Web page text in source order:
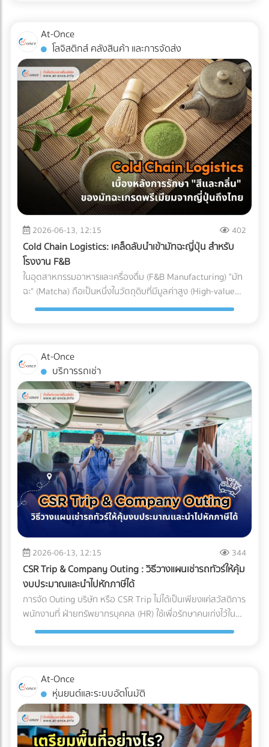
การตามแก้ปัญหา ในอุตสาหกรรมโลจิสติกส์ มีประโยคคลาสสิกที่
ว่า "ปัญหาหน้าด่านศุลกากร เป็นปัญหาที่จ่ายแพงที่สุด" การ
ทำงานร่วมกับ Freight Forwarder ที่มีประสบการณ์ ไม่ใช่แค่การ
จ้างคนมาเดินเอกสาร แต่คือการจ้าง "ที่ปรึกษาทางกฎหมายและผู้
บริหารความเสี่ยง" ให้กับซัพพลายเชนของคุณ พวกเขาจะทำ
หน้าที่เป็นเกราะป้องกัน สแกนความผิดพลาดตั้งแต่ก่อนที่สินค้าจะ
ถูกบรรจุลงตู้คอนเทนเนอร์ สำหรับธุรกิจ SME หรือองค์กรที่
ต้องการเติบโตในตลาดโลกอย่างยั่งยืน การยอมจ่ายค่าบริการที่
สมเหตุสมผลให้กับผู้เชี่ยวชาญ ย่อมเป็นทางเลือกที่ปลอดภัยและ
คุ้มค่ากว่าการยอมเสี่ยงเพื่อประหยัดงบเพียงเล็กน้อย แต่ต้องมา
นั่งเสียใจกับค่าปรับและปัญหาสินค้าติดท่าเรือในภายหลังอย่าง
จุลินทรีย์เริ่มต้น (Bioburden) ต่ำที่สุดเท่าที่จะทำได้ การผลิตชิ้น
ส่วนพลาสติกภายใน Cleanroom จะช่วยลดความเสี่ยงที่
แบคทีเรีย เชื้อรา หรือไวรัส จะเกาะติดลงบนผิวของพลาสติก ซึ่ง
ช่วยให้กระบวนการฆ่าเชื้อในขั้นตอนสุดท้ายมีประสิทธิภาพ
สมบูรณ์แบบ 100% 2. การป้องกันอนุภาคแปลกปลอม
(Particulate Matter Control) ในกรณีของอุปกรณ์ที่ต้องสัมผัส
กับกระแสเลือดโดยตรง เช่น สายสวนหลอดเลือด (Catheters)
หรือถุงเก็บเลือด ฝุ่นผงเพียงเล็กน้อยที่ปะปนเข้าไปอาจทำให้เกิด
ภาวะลิ่มเลือดอุดตัน หรือการอักเสบขั้นรุนแรงในร่างกายผู้ป่วยได้
ระบบ Cleanroom จะคอยกรองฝุ่นละออง สะเก็ดผิวหนัง หรือ
เส้นผมของพนักงาน ไม่ให้หลุดรอดลงไปในไลน์การผลิตอย่าง
เด็ดขาด 3. การควบคุมอุณหภูมิและความชื้น (Temperature &
Humidity) พลาสติกเกรดการแพทย์บางชนิดมีความไวต่อ
ความชื้นและอุณหภูมิ หากสภาพแวดล้อมแกว่งไปมา อาจส่งผล
ต่อขนาด (Dimension) และความแข็งแรงของชิ้นงาน
Cleanroom จะช่วยรักษาสภาพแวดล้อมให้คงที่ ทำให้ชิ้นส่วน
พลาสติกทุกชิ้นที่ถูกฉีดออกมามีขนาดที่แม่นยำ (Precision) ตาม
ที่วิศวกรออกแบบไว้ การบรรจุภัณฑ์ (Packaging): ขั้นตอนชี้ชะตา
ภายใน Cleanroom จุดบอดที่หลายคนมักมองข้ามคือ
กระบวนการบรรจุ แม้ชิ้นส่วนพลาสติกจะถูกผลิตออกมาอย่าง
ในโรงงานมาตรฐาน การนำชิ้นส่วนพลาสติกออกจากแม่พิมพ์
(Demolding), การประกอบชิ้นส่วน (Assembly), และ การซีล
บรรจุภัณฑ์ (Sealing) จะต้องดำเนินการให้เสร็จสิ้นภายใน
Cleanroom ทั้งหมด บรรจุภัณฑ์ที่ใช้มักเป็นถุงฟอยล์หรือถุง
Tyvek ที่ได้มาตรฐานการแพทย์ เมื่อซีลปิดผนึกเรียบร้อยแล้ว จึง
จะสามารถนำชิ้นงานนั้นออกจาก Cleanroom สู่คลังสินค้าปกติ
ได้ บทสรุป: ความมั่นใจที่ส่งต่อถึงมือผู้ป่วย การลงทุนสร้างและ
บำรุงรักษา Cleanroom มีต้นทุนที่สูงมาก ทั้งค่าระบบปรับอากาศ
ค่าชุดป้องกัน (Gowning) และการตรวจสอบมาตรฐานประจำปี แต่
สำหรับอุตสาหกรรมการแพทย์ นี่คือการลงทุนที่ประเมินค่าไม่ได้
สำหรับฝ่ายจัดซื้อหรือเจ้าของแบรนด์อุปกรณ์การแพทย์ การ
เลือกพาร์ทเนอร์ หรือ OEM โรงงานพลาสติกที่ได้รับการรับรอง
มาตรฐาน Cleanroom (ISO 14644) และระบบบริหารงาน
คุณภาพสำหรับเครื่องมือแพทย์ (ISO 13485) ไม่เพียงแต่ช่วยลด
ความเสี่ยงในการถูกตีกลับสินค้า (Product Recall) แต่ยัง
เป็นการสร้างความมั่นใจสูงสุดว่า ผลิตภัณฑ์ของคุณจะปลอดภัย
และพร้อมช่วยชีวิตผู้ป่วยได้อย่างแท้จริง
อุตสาหกรรม การตัดสินใจด้วย "ราคาป้าย" เพียงอย่างเดียว
อาจนำมาซึ่ง "ต้นทุนแฝง (Hidden Costs)" มหาศาลที่กัดกินกำไร
ของบริษัทในระยะยาวโดยที่คุณไม่รู้ตัว 3 ต้นทุนแฝงสุดอันตราย
จากการใช้อะไหล่แอร์ที่ไม่ได้มาตรฐาน การประกอบเครื่องปรับ
อากาศหนึ่งเครื่องประกอบไปด้วยชิ้นส่วนกลไก (Mechanical
Parts) ที่ต้องทนต่อแรงดันและอุณหภูมิที่เปลี่ยนแปลงตลอดเวลา
หากเลือกใช้ชิ้นส่วนที่ไม่ได้มาตรฐาน นี่คือสิ่งที่อาจต้องจ่ายคืนใน
ภายหลัง: 1. ต้นทุนจากของเสียและเวลาสูญเปล่าในไลน์ผลิต
(False Reject & Downtime) อะไหล่ที่ราคาถูกมักจะแลกมากับ
การควบคุมคุณภาพ (QC) ที่หละหลวม สมมติว่ามีการนำ Stop
Valve ที่ไม่ได้มาตรฐานมาประกอบ เมื่อถึงขั้นตอนทดสอบแรงดัน
แล้วพบว่าวาล์วเกิดการรั่วซึม สิ่งที่ตามมาคือโรงงานต้องหยุด
สายพานการผลิต เสียเวลาถอดประกอบใหม่ และสูญเสียต้นทุน
ค่าแรงของพนักงานไปอย่างเปล่าประโยชน์ (Downtime Cost) 2.
ค่าใช้จ่ายในการเคลมสินค้าและชื่อเสียงที่เสียไป (Warranty
Claims & Reputation) "ความทนทาน" คือหัวใจของเครื่องปรับ
อากาศ ชิ้นส่วนอย่าง Accumulator ทำหน้าที่สำคัญในการดักจับ
ของเหลวไม่ให้ไหลกลับเข้าไปทำลายคอมเพรสเซอร์ หาก
Accumulator เกิดสนิมทะลุ หรือดักของเหลวไม่ได้
คอมเพรสเซอร์จะพังก่อนหมดอายุการใช้งานทันที ต้นทุนในการ
หลายร้อยเท่า 3. ต้นทุนจากการไม่ผ่านมาตรฐานสากล
(Compliance Risks) ในปี 2026 ทั่วโลกหันมาใช้น้ำยาแอร์รักษ์
โลก (Eco-Friendly Refrigerants) ซึ่งมักจะมีแรงดันสูงกว่า
น้ำยาแอร์ยุคเก่า ชิ้นส่วนราคาถูกอาจไม่ได้ถูกออกแบบมาเพื่อ
รองรับสเปกใหม่นี้ ทำให้ไม่ผ่านมาตรฐานความปลอดภัย
นอกจากนี้ หากซัพพลายเออร์ต้นทางไม่มีระบบจัดการสิ่ง
แวดล้อมที่ดี โรงงานก็อาจเผชิญความยากลำบากในการขอใบรับ
รองสากลเพื่อส่งออกสินค้าไปต่างประเทศ บทสรุป: การเปลี่ยน
มุมมองจาก "ราคา" สู่ "ความคุ้มค่า" แบรนด์ผู้ผลิตเครื่องปรับ
อากาศชั้นนำระดับโลก ล้วนเข้าใจถึงกฎข้อนี้ดี พวกเขาจึงมักไม่
ประนีประนอมกับชิ้นส่วนกลไกที่อยู่ภายใน และเจาะจงเลือกใช้ผู้
ผลิตชิ้นส่วน (OEM) ที่มีกระบวนการตรวจสอบคุณภาพแบบ
Standards หรือมาตรฐาน ISO) เท่านั้น การเปลี่ยนมุมมองจาก
การหา "อะไหล่ที่ถูกที่สุด" เป็น "อะไหล่ที่ลดความเสี่ยงได้มากที่สุด"
คือกุญแจสำคัญที่ทำให้องค์กรเติบโตอย่างยั่งยืน การเลือก
ซัพพลายเออร์จึงไม่ใช่แค่การเปรียบเทียบใบเสนอราคา แต่คือการ
มองหา "พาร์ทเนอร์เชิงกลยุทธ์" ที่สามารถช่วยควบคุม Total
Cost of Ownership ได้อย่างแท้จริง ท้ายที่สุดแล้ว การลงทุนกับ
ชิ้นส่วนที่มีคุณภาพตั้งแต่ต้นทาง ย่อมเป็นทางเลือกที่คุ้มค่ากว่า
At-Once
โลจิสติกส์ คลังสินค้า และการจัดส่ง
2026-06-13, 12:15 402
Cold Chain Logistics: เคล็ดลับนำเข้ามัทฉะญี่ปุ่น สำหรับ
โรงงาน F&B
ในอุตสาหกรรมอาหารและเครื่องดื่ม (F&B Manufacturing) "มัท
ฉะ" (Matcha) ถือเป็นหนึ่งในวัตถุดิบที่มีมูลค่าสูง (High-value
Ingredient) และได้รับความนิยมอย่างต่อเนื่อง แต่ในขณะเดียวกัน
การขนส่งผงชาใส่ตู้คอนเทนเนอร์แล้วจบไป เพราะหากขาดการ
บริหารจัดการซัพพลายเชนที่ถูกต้อง สิ่งที่ส่งมาถึงหน้าโรงงาน
อาจกลายเป็นเพียง "ผงชาสีหม่น" ที่สูญเสียทั้งเอกลักษณ์และ
มูลค่า กุญแจสำคัญที่อยู่เบื้องหลังการคงสภาพความสดใหม่ สี
เขียวสว่าง และกลิ่นอูมามิของมัทฉะไว้ได้อย่างสมบูรณ์แบบ คือ
ระบบขนส่งที่เรียกว่า Cold Chain Logistics (ระบบห่วงโซ่ความ
เย็น) ทำไม "มัทฉะ" ถึงต้องการการดูแลระดับพิเศษ? ก่อนจะเข้าใจ
ความสำคัญของการขนส่ง ต้องเข้าใจธรรมชาติของผงมัทฉะ
ก่อน มัทฉะคือการนำใบชาทั้งใบไปบดละเอียดด้วยโม่หินจนเป็นผง
ขนาดไมครอน ทำให้ตัวผงชามีพื้นที่ผิวสัมผัสกับอากาศมาก ศัตรู
ตัวร้ายที่ทำลายคุณภาพของมัทฉะมีอยู่ 3 ประการหลัก: ความ
ร้อน (Heat): อุณหภูมิที่สูงเกินไปจะเร่งกระบวนการสลายตัวของ
คลอโรฟิลล์ (Chlorophyll) ทำให้สีเขียวสว่างสดใส (Vibrant
Green) กลายเป็นสีเหลืองอมน้ำตาล (Yellowish-brown)
ออกซิเจน (Oxygen): ทำให้เกิดปฏิกิริยาออกซิเดชัน (Oxidation)
ซึ่งจะทำลายสารประกอบที่ให้กลิ่นหอม (Aroma) และสารต้าน
อนุมูลอิสระ (Catechins) ทำให้รสชาติอูมามิหายไป และเกิดความ
ขมฝาดขึ้นมาแทน ความชื้นและแสง (Moisture & Light): เร่งการ
เติบโตของจุลินทรีย์ และทำให้สีของชาซีดจางลงอย่างรวดเร็ว
Cold Chain Logistics ทำงานอย่างไรในเส้นทาง ญี่ปุ่น-ไทย?
รอยต่อ" (Seamless Temperature Control) ตั้งแต่หน้าฟาร์มที่
ญี่ปุ่นจนถึงประตูโรงงานในไทย 1. Origin (ต้นทางที่ญี่ปุ่น):
กระบวนการเริ่มต้นตั้งแต่หลังจากการบด ผงมัทฉะจะถูกบรรจุใน
ถุงฟอยล์ทึบแสงแบบสุญญากาศ หรือซีลพร้อมซองดูดออกซิเจน
ทันที จากนั้นจะถูกนำไปจัดเก็บในคลังสินค้าควบคุมอุณหภูมิ (มัก
At-Once
บริการรถเช่า
2026-06-13, 12:15 344
CSR Trip & Company Outing : วิธีวางแผนเช่ารถทัวร์ให้คุ้ม
งบประมาณและนำไปหักภาษีได้
การจัด Outing บริษัท หรือ CSR Trip ไม่ได้เป็นเพียงแค่สวัสดิการ
พนักงานที่ ฝ่ายทรัพยากรบุคคล (HR) ใช้เพื่อรักษาคนเก่งไว้ใน
องค์กรเท่านั้น แต่ในมุมมองของผู้บริหารและฝ่ายบัญชี กิจกรรม
หากมีการวางแผนอย่างถูกต้องตามข้อกำหนดของกรม
สรรพากร เงื่อนไขการนำค่าใช้จ่าย Outing & CSR ไปหักภาษี
บริษัท การจะตอบคำถามว่า "เช่ารถบัสจัดสัมมนา หักภาษีได้
ไหม?" ต้องพิจารณาเงื่อนไขหลัก ดังนี้: ต้องมีวัตถุประสงค์เพื่อ
การพัฒนาบุคลากร: กิจกรรมต้องมีกำหนดการ (Itinerary)
At-Once
หุ่นยนต์และระบบอัตโนมัติ